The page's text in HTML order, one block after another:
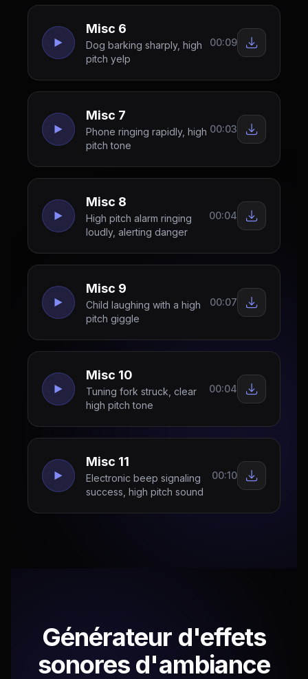
Misc 6
Dog barking sharply, high
pitch yelp
00:09
Misc 7
Phone ringing rapidly, high
pitch tone
00:03
Misc 8
High pitch alarm ringing
loudly, alerting danger
00:04
Misc 9
Child laughing with a high
pitch giggle
00:07
Misc 10
Tuning fork struck, clear
high pitch tone
00:04
Misc 11
Electronic beep signaling
success, high pitch sound
00:10
Générateur d'effets
sonores d'ambiance